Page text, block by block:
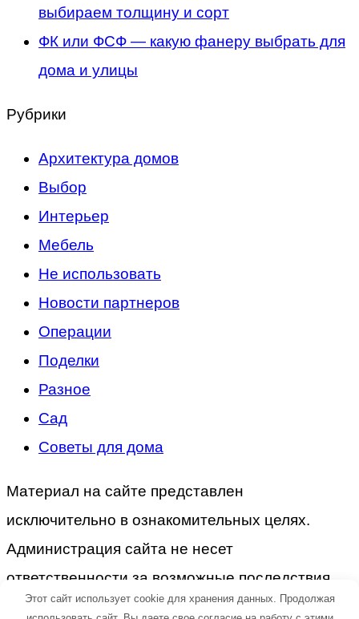
выбираем толщину и сорт
ФК или ФСФ — какую фанеру выбрать для
дома и улицы
Рубрики
Архитектура домов
Выбор
Интерьер
Мебель
Не использовать
Новости партнеров
Операции
Поделки
Разное
Сад
Советы для дома
Материал на сайте представлен
исключительно в ознакомительных целях.
Администрация сайта не несет
ответственности за возможные последствия
после прочтения материала.
Этот сайт использует cookie для хранения данных. Продолжая